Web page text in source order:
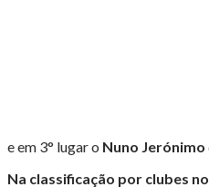
e em 3° lugar o Nuno Jerónimo
Na classificação por clubes